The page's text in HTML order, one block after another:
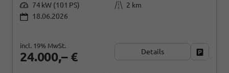
74 kW (101 PS)
2 km
18.06.2026
24.000,– €
incl. 19% MwSt.
Details